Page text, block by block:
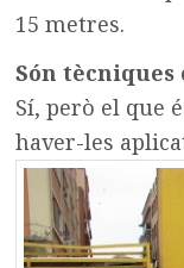
15 metres.
Són tècniques
Sí, però el que
haver-les